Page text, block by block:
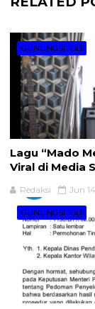
GUNUNGSITOLI
Lagu “Mado
Viral di Media
Redaksi Jun
GUNUNGSITOLI